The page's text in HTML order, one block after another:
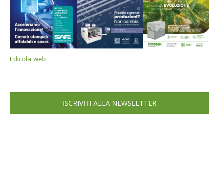
Edicola web
ISCRIVITI ALLA NEWSLETTER